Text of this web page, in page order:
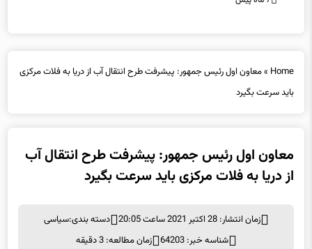
Home
»معاون اول رئیس جمهور: پیشرفت طرح انتقال آب از دریا به فلات مرکزی
باید سرعت بگیرد
معاون اول رئیس جمهور: پیشرفت طرح انتقال آب
از دریا به فلات مرکزی باید سرعت بگیرد
زمان انتشار: 28 اکتبر 2021 ساعت 20:05 دسته بندی:سیاسی
شناسه خبر: 64203
زمان مطالعه: 3 دقیقه